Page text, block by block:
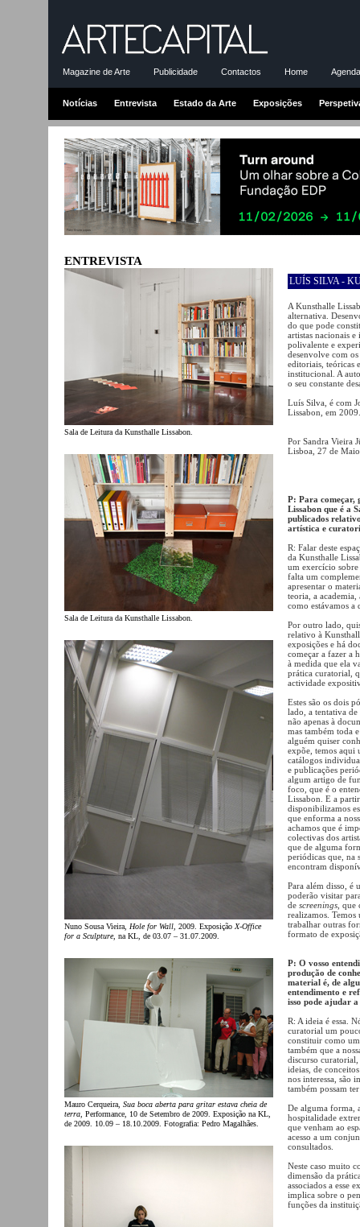
Magazine de Arte Publicidade Contactos Home
Notícias Entrevista Estado da Arte Exposições
ENTREVISTA
Sala de Leitura da Kunsthalle Lissabon.
Sala de Leitura da Kunsthalle Lissabon.
Nuno Sousa Vieira, Hole for Wall , 2009. Exposição X-Office
for a Sculpture, na KL, de 03.07 – 31.07.2009.
Mauro Cerqueira, Sua boca aberta para gritar estava cheia de
terra , Performance, 10 de Setembro de 2009. Exposição na KL,
de 2009. 10.09 – 18.10.2009. Fotografia: Pedro Magalhães.
LUÍS SILVA -
A Kunsthalle
alternativa.
do que pode
artistas nacionais
polivalente e
desenvolve com
editoriais, teóricas
institucional. A
o seu constante
Luís Silva, é com
Lissabon, em 2009.
Por Sandra Vieira
Lisboa, 27 de
P: Para começar,
Lissabon que é a
publicados
artística e
R: Falar deste
da Kunsthalle
um exercício
falta um
apresentar o
teoria, a
como estávamos a
Por outro lado,
relativo à
exposições e há
começar a fazer a
à medida que ela
prática curatorial,
actividade
Estes são os dois
lado, a tentativa
não apenas à
mas também toda
alguém quiser
expõe, temos aqui
catálogos
e publicações
algum artigo de
foco, que é o
Lissabon. E a
disponibilizamos
que enforma a
achamos que é
colectivas dos
que de alguma
periódicas que, na
encontram
Para além disso, é
poderão visitar
de screenings ,
realizamos. Temos
trabalhar outras
formato de
P: O vosso
produção de
material é, de
entendimento e
isso pode ajudar
R: A ideia é essa.
curatorial um
constituir como
também que a
discurso
ideias, de
nos interessa, são
também possam ter
De alguma forma,
hospitalidade
que venham ao
acesso a um
consultados.
Neste caso muito
dimensão da
associados a esse
implica sobre o
funções da